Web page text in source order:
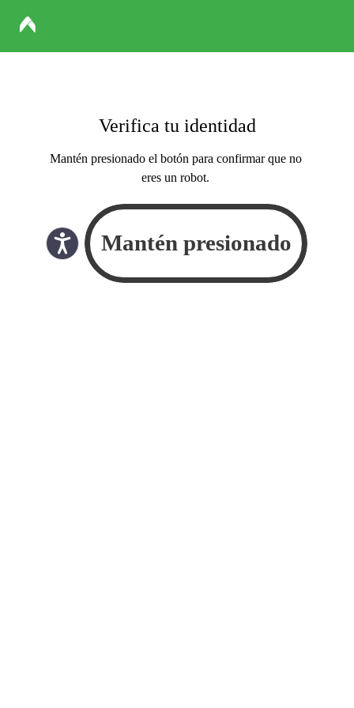
Verifica tu identidad
Mantén presionado el botón para confirmar que no
eres un robot.